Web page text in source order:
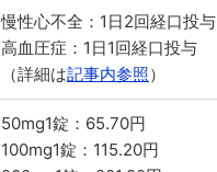
慢性心不全：1日2回経口投与
高血圧症：1日1回経口投与
（詳細は記事内参照）
50mg1錠：65.70円
100mg1錠：115.20円